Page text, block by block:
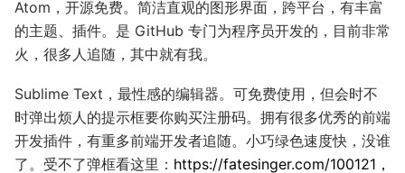
Atom，开源免费。简洁直观的图形界面，跨平台，有丰富
的主题、插件。是 GitHub 专门为程序员开发的，目前非常
火，很多人追随，其中就有我。
Sublime Text，最性感的编辑器。可免费使用，但会时不
时弹出烦人的提示框要你购买注册码。拥有很多优秀的前端
开发插件，有重多前端开发者追随。小巧绿色速度快，没谁
了。受不了弹框看这里： https://fatesinger.com/100121，